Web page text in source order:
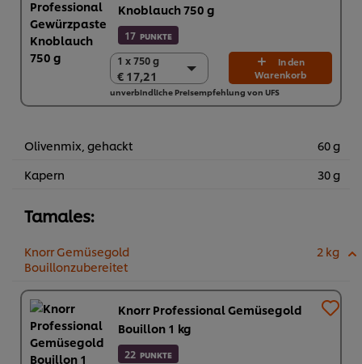
Knoblauch 750 g
17 PUNKTE
1 x 750 g
€ 17,21
1 x 750 g
€ 17,21
2 x 750 g
In den
Warenkorb
unverbindliche Preisempfehlung von UFS
Olivenmix, gehackt
60 g
Kapern
30 g
Tamales:
Knorr Gemüsegold
Bouillonzubereitet
2 kg
Knorr Professional Gemüsegold
Bouillon 1 kg
22 PUNKTE